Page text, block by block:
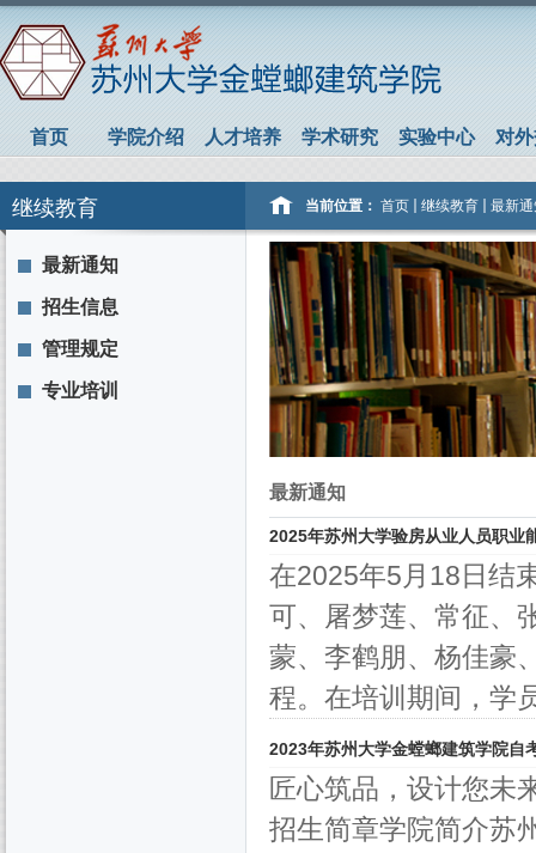
首页 学院介绍 人才培养 学术研究 实验中心 对
继续教育
最新通知
招生信息
管理规定
专业培训
当前位置： 首页 继续教育 最新
最新通知
2025年苏州大学验房从业人员职业
在2025年5月18日结
可、屠梦莲、常征、
蒙、李鹤朋、杨佳豪
程。​在培训期间，学
2023年苏州大学金螳螂建筑学院自
匠心筑品，设计您未
招生简章学院简介苏